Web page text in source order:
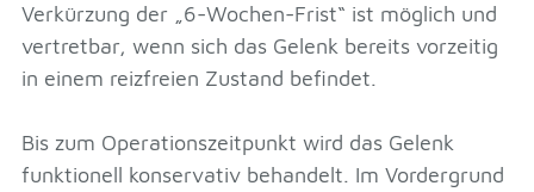
Verkürzung der „6-Wochen-Frist“ ist möglich und
vertretbar, wenn sich das Gelenk bereits vorzeitig
in einem reizfreien Zustand befindet.
Bis zum Operationszeitpunkt wird das Gelenk
funktionell konservativ behandelt. Im Vordergrund